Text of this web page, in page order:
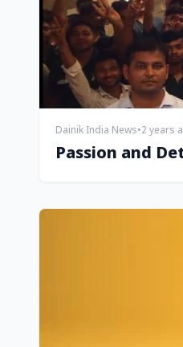
Dainik India News•2 years
Passion and